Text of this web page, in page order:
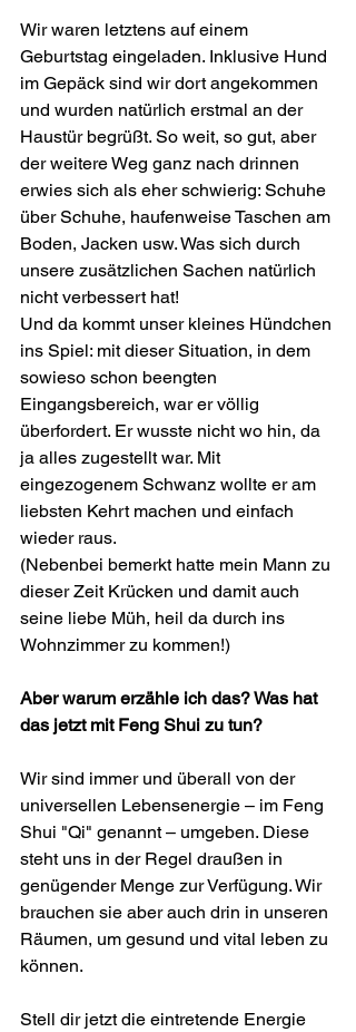
Wir waren letztens auf einem
Geburtstag eingeladen. Inklusive Hund
im Gepäck sind wir dort angekommen
und wurden natürlich erstmal an der
Haustür begrüßt. So weit, so gut, aber
der weitere Weg ganz nach drinnen
erwies sich als eher schwierig: Schuhe
über Schuhe, haufenweise Taschen am
Boden, Jacken usw. Was sich durch
unsere zusätzlichen Sachen natürlich
nicht verbessert hat!
Und da kommt unser kleines Hündchen
ins Spiel: mit dieser Situation, in dem
sowieso schon beengten
Eingangsbereich, war er völlig
überfordert. Er wusste nicht wo hin, da
ja alles zugestellt war. Mit
eingezogenem Schwanz wollte er am
liebsten Kehrt machen und einfach
wieder raus.
(Nebenbei bemerkt hatte mein Mann zu
dieser Zeit Krücken und damit auch
seine liebe Müh, heil da durch ins
Wohnzimmer zu kommen!)
Aber warum erzähle ich das? Was hat
das jetzt mit Feng Shui zu tun?
Wir sind immer und überall von der
universellen Lebensenergie – im Feng
Shui "Qi" genannt – umgeben. Diese
steht uns in der Regel draußen in
genügender Menge zur Verfügung. Wir
brauchen sie aber auch drin in unseren
Räumen, um gesund und vital leben zu
können.
Stell dir jetzt die eintretende Energie